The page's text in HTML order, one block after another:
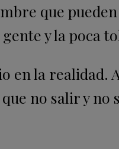
que
y la poca
en la realidad.
no salir y